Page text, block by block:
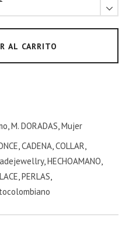
AL CARRITO
,M. DORADAS,Mujer
,CADENA,COLLAR,
,HECHOAMANO,
,PERLAS,